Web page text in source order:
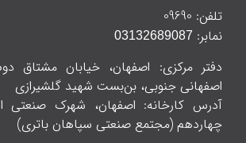
تلفن:
نمابر: 03132689087
دفتر مرکزی: اصفهان، خیابان مشتاق
اصفهانی جنوبی، بن‌بست شهید گلشیرازی
آدرس کارخانه: اصفهان، شهرک صنعتی
چهاردهم (مجتمع صنعتی سپاهان باتری)